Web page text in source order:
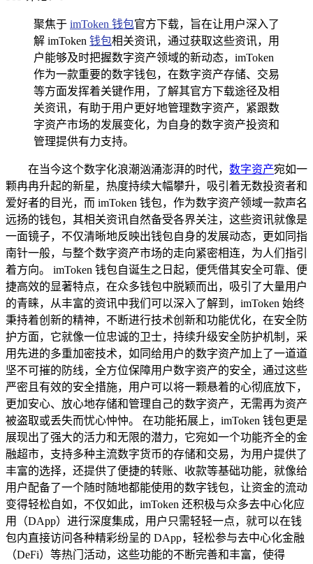
聚焦于 imToken 钱包官方下载，旨在让用户深入了
解 imToken 钱包相关资讯，通过获取这些资讯，用
户能够及时把握数字资产领域的新动态，imToken
作为一款重要的数字钱包，在数字资产存储、交易
等方面发挥着关键作用，了解其官方下载途径及相
关资讯，有助于用户更好地管理数字资产，紧跟数
字资产市场的发展变化，为自身的数字资产投资和
管理提供有力支持。
在当今这个数字化浪潮汹涌澎湃的时代， 数字资产宛如一
颗冉冉升起的新星，热度持续大幅攀升，吸引着无数投资者和
爱好者的目光，而 imToken 钱包，作为数字资产领域一款声名
远扬的钱包，其相关资讯自然备受各界关注，这些资讯就像是
一面镜子，不仅清晰地反映出钱包自身的发展动态，更如同指
南针一般，与整个数字资产市场的走向紧密相连，为人们指引
着方向。 imToken 钱包自诞生之日起，便凭借其安全可靠、便
捷高效的显著特点，在众多钱包中脱颖而出，吸引了大量用户
的青睐，从丰富的资讯中我们可以深入了解到，imToken 始终
秉持着创新的精神，不断进行技术创新和功能优化，在安全防
护方面，它就像一位忠诚的卫士，持续升级安全防护机制，采
用先进的多重加密技术，如同给用户的数字资产加上了一道道
坚不可摧的防线，全方位保障用户数字资产的安全，通过这些
严密且有效的安全措施，用户可以将一颗悬着的心彻底放下，
更加安心、放心地存储和管理自己的数字资产，无需再为资产
被盗取或丢失而忧心忡忡。 在功能拓展上，imToken 钱包更是
展现出了强大的活力和无限的潜力，它宛如一个功能齐全的金
融超市，支持多种主流数字货币的存储和交易，为用户提供了
丰富的选择，还提供了便捷的转账、收款等基础功能，就像给
用户配备了一个随时随地都能使用的数字钱包，让资金的流动
变得轻松自如，不仅如此，imToken 还积极与众多去中心化应
用（DApp）进行深度集成，用户只需轻轻一点，就可以在钱
包内直接访问各种精彩纷呈的 DApp，轻松参与去中心化金融
（DeFi）等热门活动，这些功能的不断完善和丰富，使得